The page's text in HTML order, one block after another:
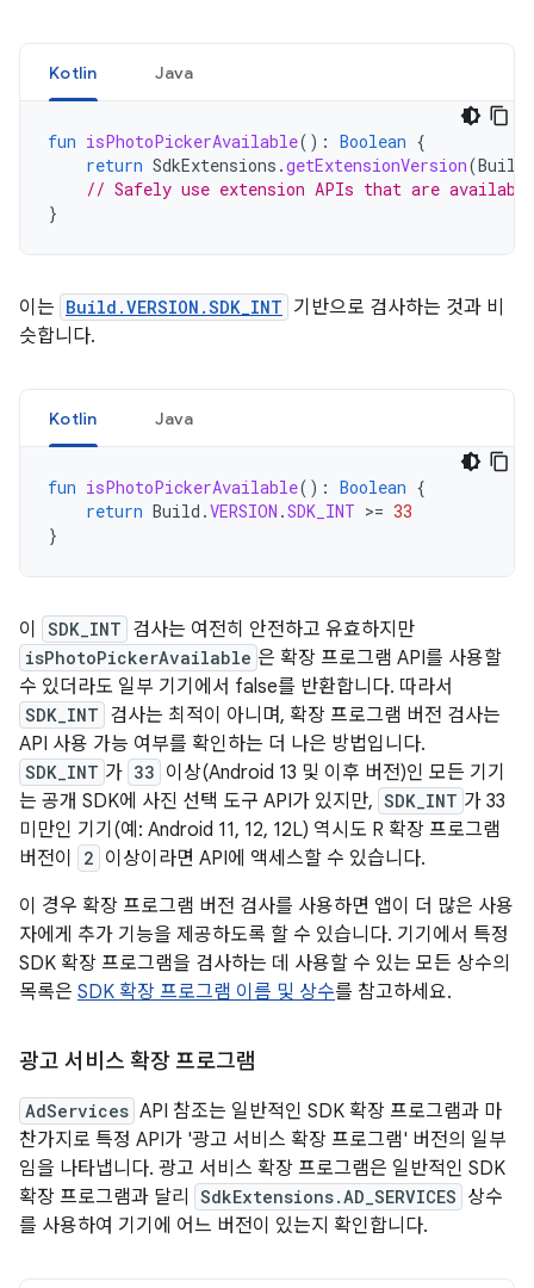
Kotlin Java
fun isPhotoPickerAvailable(): Boolean {
return SdkExtensions .getExtensionVersion(Build
// Safely use extension APIs that are
}
이는 Build.VERSION.SDK_INT 기반으로 검사하는 것과 비
슷합니다.
Kotlin Java
fun isPhotoPickerAvailable(): Boolean {
return Build .VERSION .SDK_INT >= 33
}
이 SDK_INT 검사는 여전히 안전하고 유효하지만
isPhotoPickerAvailable 은 확장 프로그램 API를 사용할
수 있더라도 일부 기기에서 false를 반환합니다. 따라서
SDK_INT 검사는 최적이 아니며, 확장 프로그램 버전 검사는
API 사용 가능 여부를 확인하는 더 나은 방법입니다.
SDK_INT 가 33 이상(Android 13 및 이후 버전)인 모든 기기
는 공개 SDK에 사진 선택 도구 API가 있지만, SDK_INT 가 33
미만인 기기(예: Android 11, 12, 12L) 역시도 R 확장 프로그램
버전이
2 이상이라면 API에 액세스할 수 있습니다.
이 경우 확장 프로그램 버전 검사를 사용하면 앱이 더 많은 사용
자에게 추가 기능을 제공하도록 할 수 있습니다. 기기에서 특정
SDK 확장 프로그램을 검사하는 데 사용할 수 있는 모든 상수의
목록은 SDK 확장 프로그램 이름 및 상수를 참고하세요.
광고 서비스 확장 프로그램
AdServices API 참조는 일반적인 SDK 확장 프로그램과 마
찬가지로 특정 API가 '광고 서비스 확장 프로그램' 버전의 일부
임을 나타냅니다. 광고 서비스 확장 프로그램은 일반적인 SDK
확장 프로그램과 달리
SdkExtensions.AD_SERVICES 상수
를 사용하여 기기에 어느 버전이 있는지 확인합니다.